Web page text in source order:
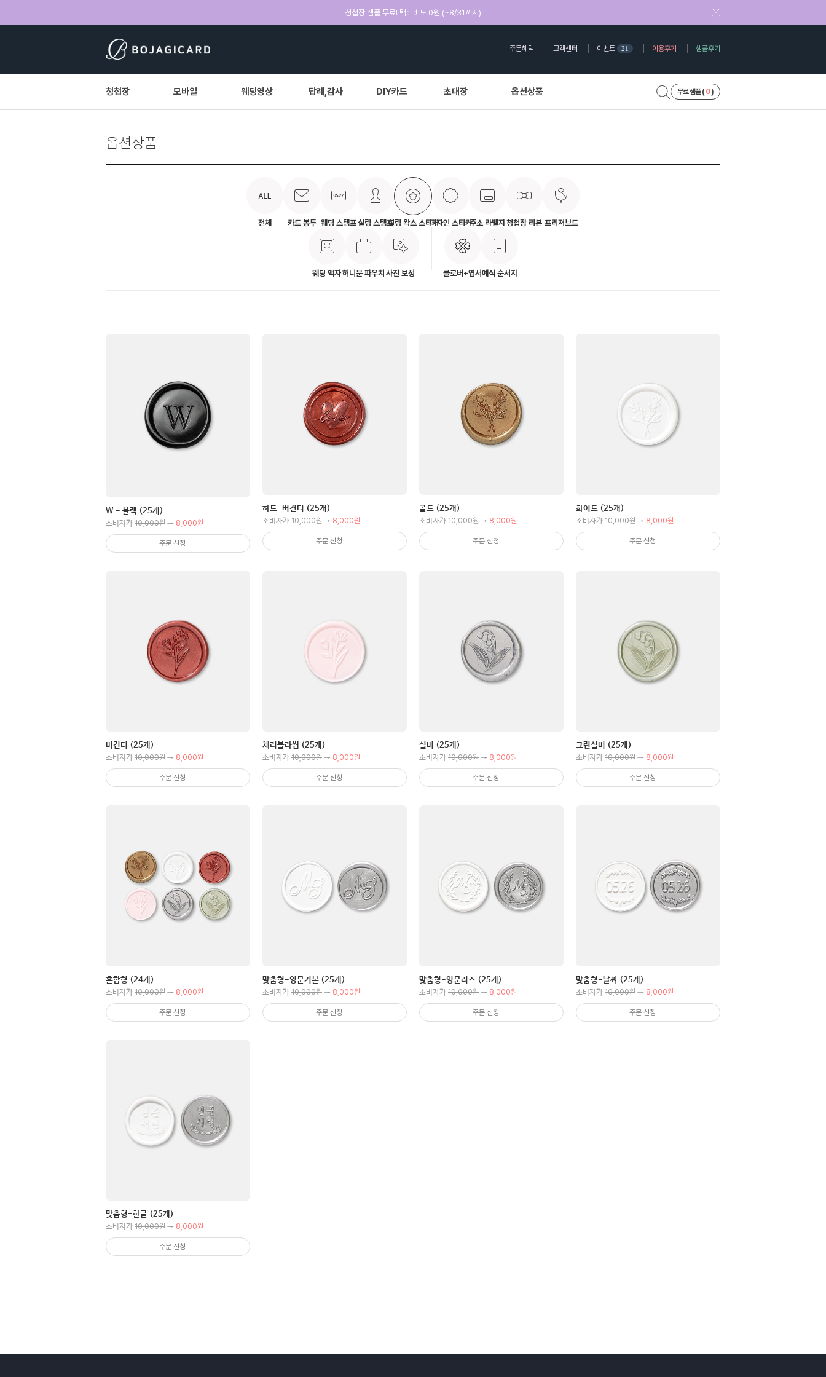
청첩장 샘플 무료! 택배비도 0원 (~8/31까지)
주문혜택 고객센터 이벤트 21 이용후기 샘플후기
청첩장 모바일 웨딩영상 답례,감사 DIY카드 초대장 옵션상품 무료 샘플 ( 0)
옵션상품
전체 카드 봉투 웨딩 스탬프실링 스탬프실링 왁스 스티커디자인 스티커주소 라벨지 청첩장 리본 프리저브드
웨딩 액자허니문 파우치 사진 보정 클로버+엽서예식 순서지
W - 블랙 (25개)
소비자가 10,000원 → 8,000원
주문 신청
하트-버건디 (25개)
소비자가 10,000원 → 8,000원
주문 신청
골드 (25개)
소비자가 10,000원 → 8,000원
주문 신청
화이트 (25개)
소비자가 10,000원 → 8,000원
주문 신청
버건디 (25개)
소비자가 10,000원 → 8,000원
주문 신청
체리블라썸 (25개)
소비자가 10,000원 → 8,000원
주문 신청
실버 (25개)
소비자가 10,000원 → 8,000원
주문 신청
그린실버 (25개)
소비자가 10,000원 → 8,000원
주문 신청
혼합형 (24개)
소비자가 10,000원 → 8,000원
주문 신청
맞춤형-영문기본 (25개)
소비자가 10,000원 → 8,000원
주문 신청
맞춤형-영문리스 (25개)
소비자가 10,000원 → 8,000원
주문 신청
맞춤형-날짜 (25개)
소비자가 10,000원 → 8,000원
주문 신청
맞춤형-한글 (25개)
소비자가 10,000원 → 8,000원
주문 신청